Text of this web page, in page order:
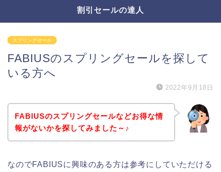
割引セールの達人
スプリングセール
FABIUSのスプリングセールを探して
いる方へ
2022年9月18日
FABIUSのスプリングセールなどお得な情
報がないかを探してみました～♪
なのでFABIUSに興味のある方は参考にしていただける